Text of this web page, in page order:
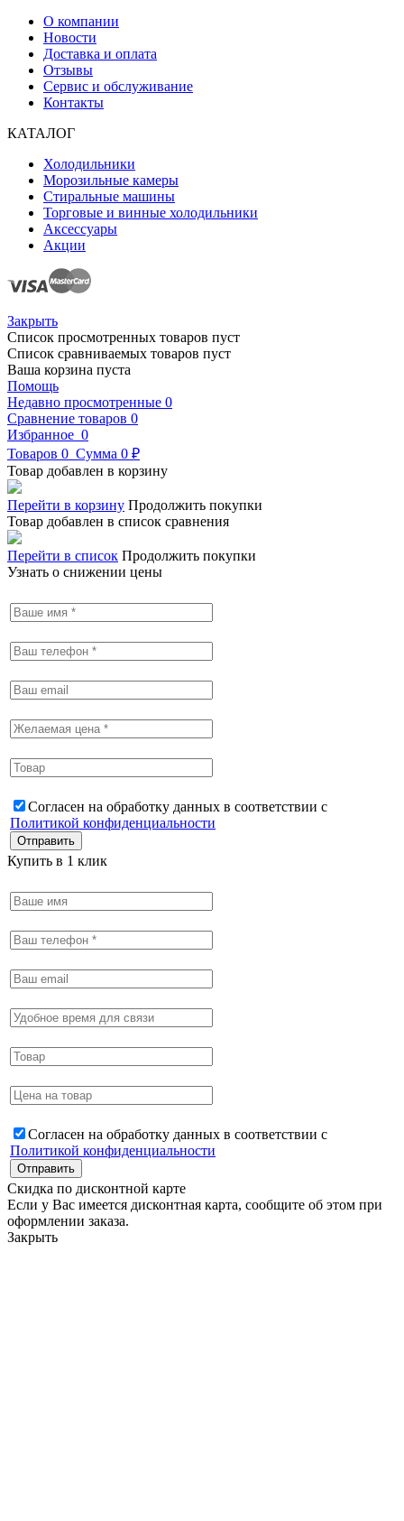
О компании
Новости
Доставка и оплата
Отзывы
Сервис и обслуживание
Контакты
КАТАЛОГ
Холодильники
Морозильные камеры
Стиральные машины
Торговые и винные холодильники
Аксессуары
Акции
Закрыть
Список просмотренных товаров пуст
Список сравниваемых товаров пуст
Ваша корзина пуста
Помощь
Недавно просмотренные 0
Сравнение товаров 0
Избранное 0
Товаров 0 Сумма 0 ₽
Товар добавлен в корзину
Перейти в корзину Продолжить покупки
Товар добавлен в список сравнения
Перейти в список Продолжить покупки
Узнать о снижении цены
Согласен на обработку данных в соответствии с
Политикой конфиденциальности
Купить в 1 клик
Согласен на обработку данных в соответствии с
Политикой конфиденциальности
Скидка по дисконтной карте
Если у Вас имеется дисконтная карта, сообщите об этом при
оформлении заказа.
Закрыть